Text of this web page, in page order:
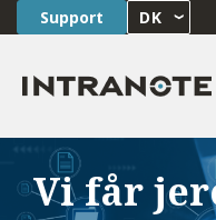
Support DK
Vi får